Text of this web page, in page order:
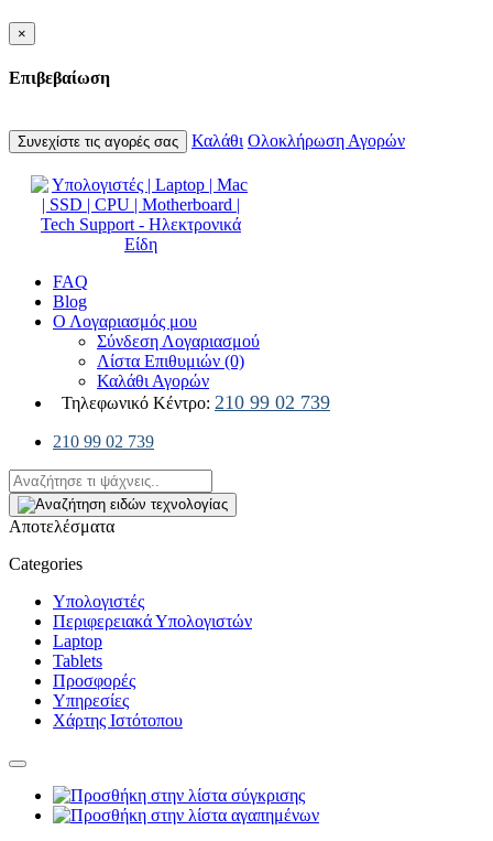
×
Επιβεβαίωση
Συνεχίστε τις αγορές σας Καλάθι Ολοκλήρωση Αγορών
FAQ
Blog
Ο Λογαριασμός μου
Σύνδεση Λογαριασμού
Λίστα Επιθυμιών (0)
Καλάθι Αγορών
Τηλεφωνικό Κέντρο: 210 99 02 739
210 99 02 739
Αποτελέσματα
Categories
Υπολογιστές
Περιφερειακά Υπολογιστών
Laptop
Tablets
Προσφορές
Υπηρεσίες
Χάρτης Ιστότοπου